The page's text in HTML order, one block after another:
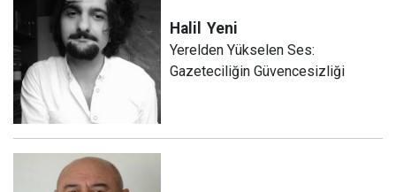
Halil Yeni
Yerelden Yükselen Ses:
Gazeteciliğin Güvencesizliği